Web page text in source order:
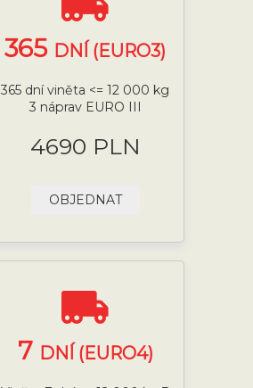
365 DNÍ (EURO3)
365 dní viněta <= 12 000 kg
3 náprav EURO III
4690 PLN
OBJEDNAT
7 DNÍ (EURO4)